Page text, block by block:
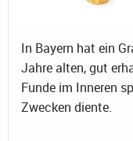
In Bayern hat ein
Jahre alten, gut
Funde im Inneren
Zwecken diente.